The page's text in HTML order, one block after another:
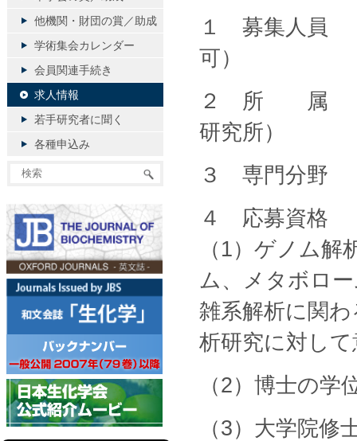
１ 募集人員
可）
２ 所 属 学
研究所）
３ 専門分野
４ 応募資格
（1）ゲノム
ム、メタボロ
雑系解析に関
析研究に対し
（2）博士の学
（3）大学院
他機関・財団の賞／助成
学術集会カレンダー
会員関連手続き
求人情報
若手研究者に聞く
各種申込み